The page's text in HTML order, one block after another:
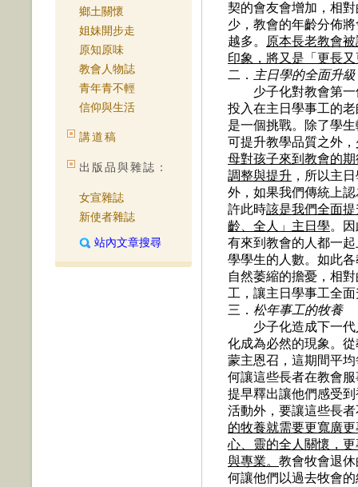
鄉土關懷
姐妹開步走
原知原味
教會人物誌
青年青不輕
信仰與生活
講道稿
出版品與雜誌：
女宣雜誌
新使者雜誌
站內文章搜尋
契的會友會增加，相
少，教會的年齡分佈
越多。
原本長老教會
印象，將又是「更長
二． 主日學的全面升級
少子化對教會第一
投入在主日學事工的
是一個挑戰。除了學
可提升教學品質之外
母對孩子來到教會的
調整與提升 ，所以主
外，如果我們傳統上
許此時該是我們全面
齡、全人」主日學。
有來到教會的人都一
學學生的人數。如此
自然萎縮的擔憂，相
工，讓主日學事工全
三． 松年事工的牧養
少子化造成下一代
化成為必然的現象。
蒙主恩召，這期間平
何讓這些長者在教會
提早釋出讓他們感受
活動外，要讓這些長
的牧養就需要更寬廣
心、靈的全人關懷，
與專業。 教會牧會退
何讓他們以過去牧會